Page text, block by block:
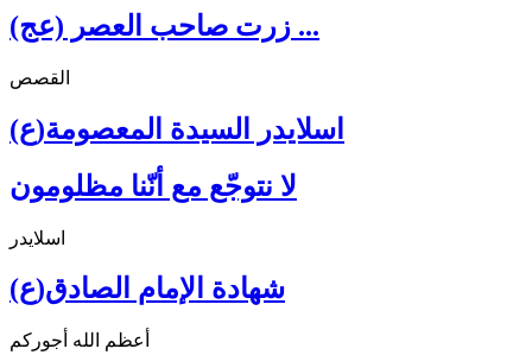
زرت صاحب العصر (عج) ...
القصص
اسلايدر السيدة المعصومة(ع)
لا نتوجّع مع أنّنا مظلومون
اسلايدر
شهادة الإمام الصادق(ع)
أعظم الله أجوركم